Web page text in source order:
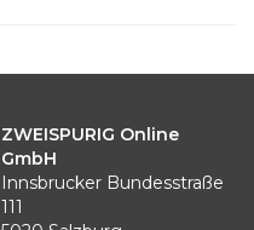
ZWEISPURIG Online
GmbH
Innsbrucker Bundesstraße
111